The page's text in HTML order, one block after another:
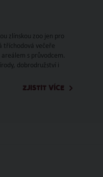
zlínskou zoo jen pro
tříchodová večeře
s průvodcem.
dobrodružství i
ZJISTIT VÍCE